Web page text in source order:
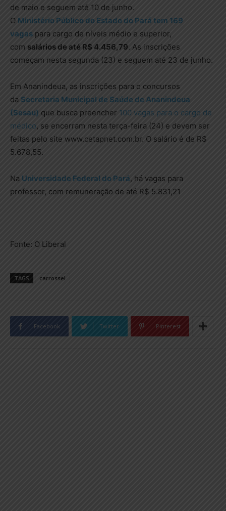
de maio e seguem até 10 de junho.
O Ministério Público do Estado do Pará tem 169
vagas para cargo de níveis médio e superior,
com salários de até R$ 4.456,79. As inscrições
começam nesta segunda (23) e seguem até 23 de junho.
Em Ananindeua, as inscrições para o concursos
da Secretaria Municipal de Saúde de Ananindeua
(Sesau) que busca preencher 100 vagas para o cargo de
médico, se encerram nesta terça-feira (24) e devem ser
feitas pelo site www.cetapnet.com.br. O salário é de R$
5.678,55.
Na Universidade Federal do Pará, há vagas para
professor, com remuneração de até R$ 5.831,21
Fonte: O Liberal
TAGS carrossel
Facebook Twitter Pinterest